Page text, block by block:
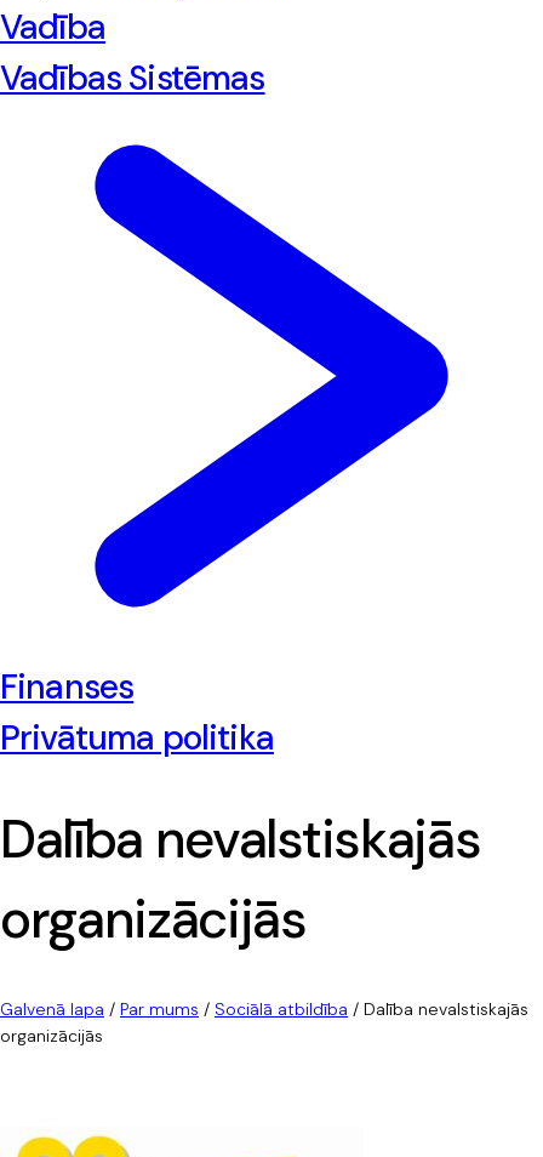
Vadība
Vadības Sistēmas
Finanses
Privātuma politika
Dalība nevalstiskajās
organizācijās
Galvenā lapa / Par mums / Sociālā atbildība / Dalība nevalstiskajās
organizācijās